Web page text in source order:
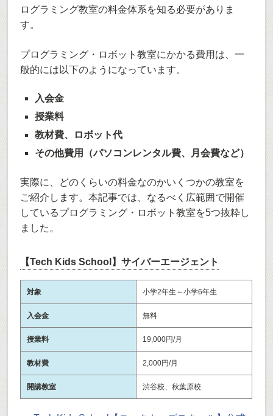
ログラミング教室の料金体系を知る必要がありま
す。
プログラミング・ロボット教室にかかる費用は、一
般的には以下のようになっています。
入会金
授業料
教材費、ロボット代
その他費用（パソコンレンタル費、月会費など）
実際に、どのくらいの料金なのかいくつかの教室を
ご紹介します。本記事では、なるべく広範囲で開催
しているプログラミング・ロボット教室を5つ抜粋し
ました。
【Tech Kids School】サイバーエージェント
対象 小学2年生～小学6年生
入会金 無料
授業料 19,000円/月
教材費 2,000円/月
開講教室 渋谷校、秋葉原校